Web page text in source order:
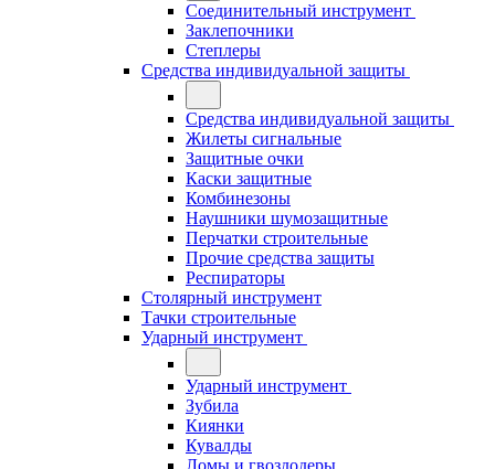
Соединительный инструмент
Заклепочники
Степлеры
Средства индивидуальной защиты
Средства индивидуальной защиты
Жилеты сигнальные
Защитные очки
Каски защитные
Комбинезоны
Наушники шумозащитные
Перчатки строительные
Прочие средства защиты
Респираторы
Столярный инструмент
Тачки строительные
Ударный инструмент
Ударный инструмент
Зубила
Киянки
Кувалды
Ломы и гвоздодеры